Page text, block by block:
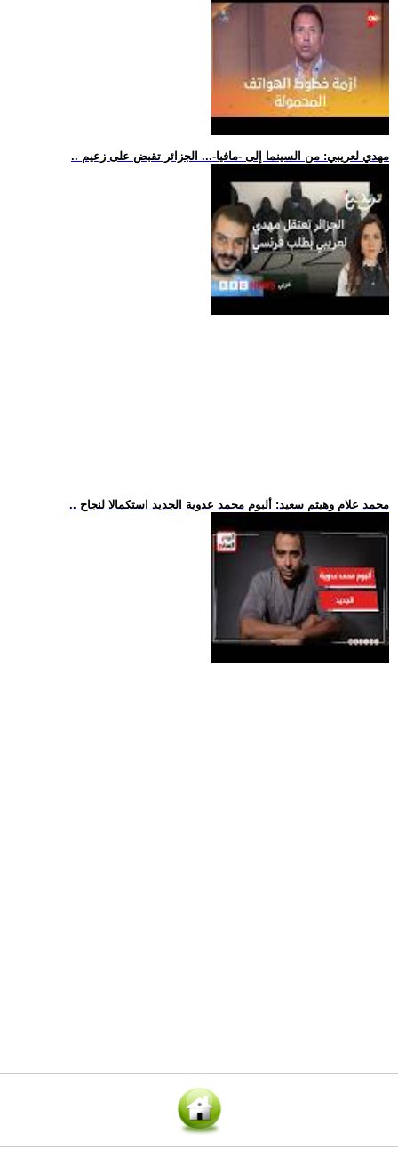
.. مهدي لعريبي: من السينما إلى -مافيا-... الجزائر تقبض على زعيم
.. محمد علام وهيثم سعيد: ألبوم محمد عدوية الجديد استكمالا لنجاح